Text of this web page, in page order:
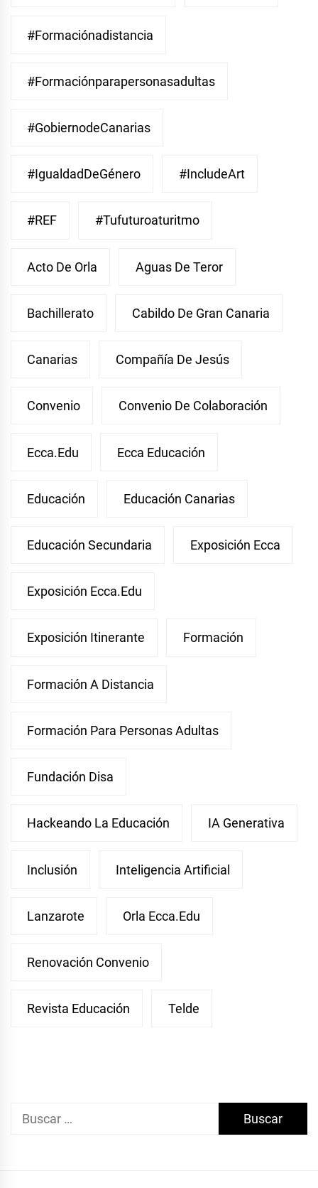
#Formaciónadistancia
#Formaciónparapersonasadultas
#GobiernodeCanarias
#IgualdadDeGénero #IncludeArt
#REF #Tufuturoaturitmo
Acto De Orla Aguas De Teror
Bachillerato Cabildo De Gran Canaria
Canarias Compañía De Jesús
Convenio Convenio De Colaboración
Ecca.edu Ecca Educación
Educación Educación Canarias
Educación Secundaria Exposición Ecca
Exposición Ecca.edu
Exposición Itinerante Formación
Formación A Distancia
Formación Para Personas Adultas
Fundación Disa
Hackeando La Educación IA Generativa
Inclusión Inteligencia Artificial
Lanzarote Orla Ecca.edu
Renovación Convenio
Revista Educación Telde
Buscar: